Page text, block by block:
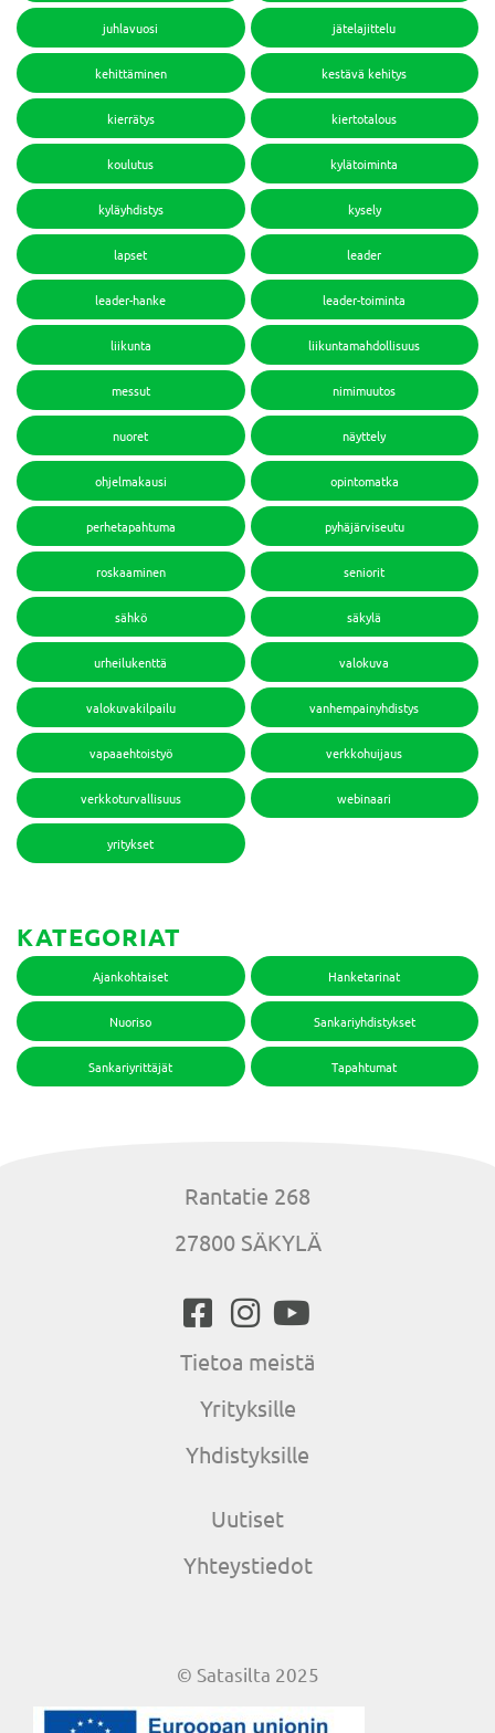
juhlavuosi jätelajittelu
kehittäminen kestävä kehitys
kierrätys kiertotalous
koulutus kylätoiminta
kyläyhdistys kysely
lapset leader
leader-hanke leader-toiminta
liikunta liikuntamahdollisuus
messut nimimuutos
nuoret näyttely
ohjelmakausi opintomatka
perhetapahtuma pyhäjärviseutu
roskaaminen seniorit
sähkö säkylä
urheilukenttä valokuva
valokuvakilpailu vanhempainyhdistys
vapaaehtoistyö verkkohuijaus
verkkoturvallisuus webinaari
yritykset
KATEGORIAT
Ajankohtaiset Hanketarinat
Nuoriso Sankariyhdistykset
Sankariyrittäjät Tapahtumat
Rantatie 268
27800 SÄKYLÄ
Tietoa meistä
Yrityksille
Yhdistyksille
Uutiset
Yhteystiedot
© Satasilta 2025